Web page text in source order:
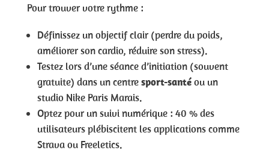
Pour trouver votre rythme :
Définissez un objectif clair (perdre du poids,
améliorer son cardio, réduire son stress).
Testez lors d’une séance d’initiation (souvent
gratuite) dans un centresport-santéou un
studio Nike Paris Marais.
Optez pour un suivi numérique : 40 % des
utilisateurs plébiscitent les applications comme
Strava ou Freeletics.